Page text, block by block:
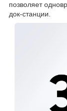
позволяет
док-станции.